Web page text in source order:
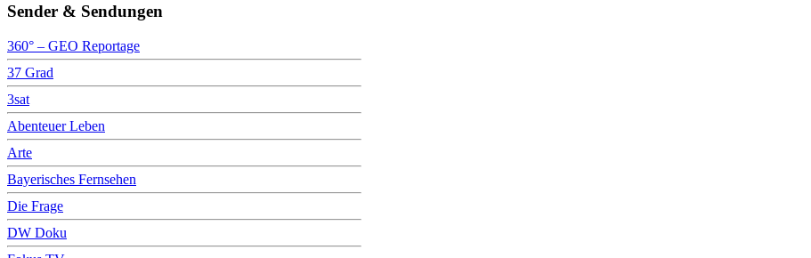
Sender & Sendungen
360° – GEO Reportage
37 Grad
3sat
Abenteuer Leben
Arte
Bayerisches Fernsehen
Die Frage
DW Doku